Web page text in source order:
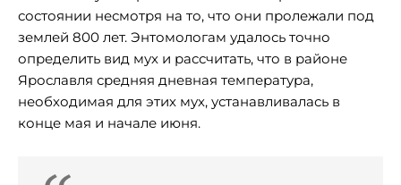
состоянии несмотря на то, что они пролежали под
землей 800 лет. Энтомологам удалось точно
определить вид мух и рассчитать, что в районе
Ярославля средняя дневная температура,
необходимая для этих мух, устанавливалась в
конце мая и начале июня.